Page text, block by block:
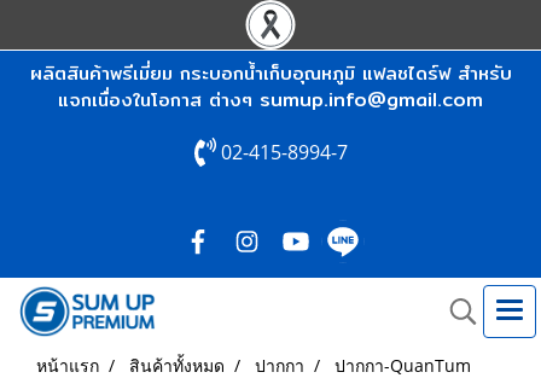
ผลิตสินค้าพรีเมี่ยม กระบอกน้ำเก็บอุณหภูมิ แฟลชไดร์ฟ สำหรับ
แจกเนื่องในโอกาส ต่างๆ sumup.info@gmail.com
02-415-8994-7
หน้าแรก สินค้าทั้งหมด ปากกา
ปากกา-QuanTum